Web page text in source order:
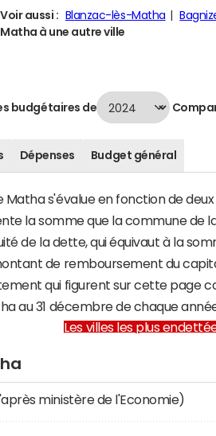
Voir aussi : Blanzac-lès-Matha
Matha à une autre ville
budgétaires de
Dépenses Budget général
s'évalue en fonction de
la somme que la commune de
de la dette, qui équivaut à la
de remboursement du
qui figurent sur cette page
au 31 décembre de chaque
Les villes les plus
ministère de l'Economie)